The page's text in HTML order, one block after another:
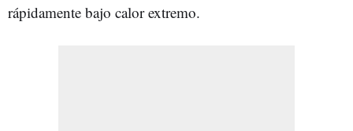
rápidamente bajo calor extremo.